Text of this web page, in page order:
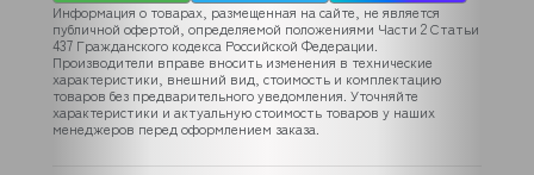
Информация о товарах, размещенная на сайте, не является
публичной офертой, определяемой положениями Части 2 Статьи
437 Гражданского кодекса Российской Федерации.
Производители вправе вносить изменения в технические
характеристики, внешний вид, стоимость и комплектацию
товаров без предварительного уведомления. Уточняйте
характеристики и актуальную стоимость товаров у наших
менеджеров перед оформлением заказа.